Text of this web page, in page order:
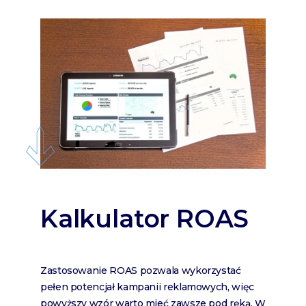
Kalkulator ROAS
Zastosowanie ROAS pozwala wykorzystać
pełen potencjał kampanii reklamowych, więc
powyższy wzór warto mieć zawsze pod ręką. W